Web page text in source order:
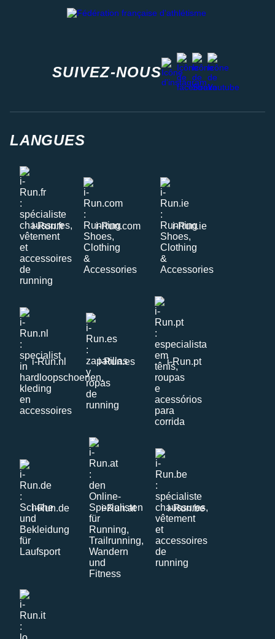
SUIVEZ-NOUS
instagram
facebook
stravayoutube
LANGUES
i-Run.fr i-Run.com i-Run.ie
i-Run.nl i-Run.es i-Run.pt
i-Run.de i-Run.at i-Run.be